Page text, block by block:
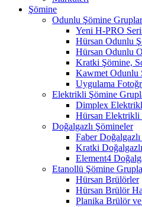
Şömine
Odunlu Şömine
Yeni H-PRO
Hürsan Odunlu
Hürsan Odunlu
Kratki Şömine,
Kawmet Odunlu
Uygulama
Elektrikli Şömine
Dimplex
Hürsan Elektrikli
Doğalgazlı Şömineler
Faber
Kratki
Element4
Etanollü Şömine
Hürsan Brülörler
Hürsan Brülör
Planika Brülör